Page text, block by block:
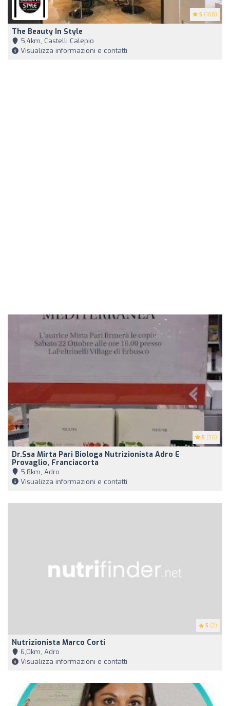
5 (108)
The Beauty In Style
5,4km, Castelli Calepio
Visualizza informazioni e contatti
5 (26)
Dr.ssa Mirta Pari Biologa Nutrizionista Adro E
Provaglio, Franciacorta
5,8km, Adro
Visualizza informazioni e contatti
5 (2)
Nutrizionista Marco Corti
6,0km, Adro
Visualizza informazioni e contatti